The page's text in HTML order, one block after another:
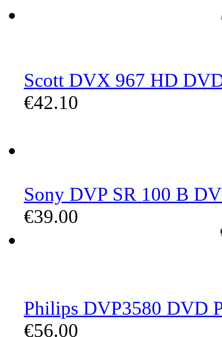
Scott DVX 967 HD
€42.10
Sony DVP SR 100 B
€39.00
Philips DVP3580 DVD
€56.00